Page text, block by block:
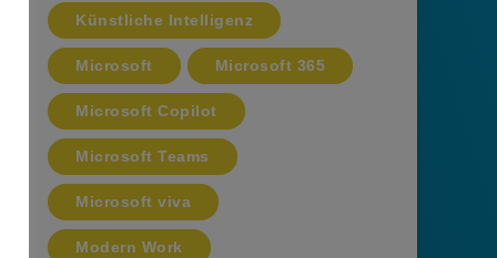
Künstliche Intelligenz
Microsoft Microsoft 365
Microsoft Copilot
Microsoft Teams
Microsoft viva
Modern Work